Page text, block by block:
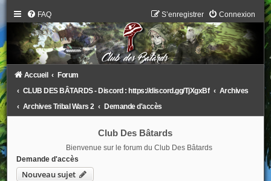
FAQ Connexion
S’enregistrer
Accueil
Forum
CLUB DES BÂTARDS - Discord : https://discord.gg/TjXgxBf
Archives
Archives Tribal Wars 2
Demande d'accès
Club Des Bâtards
Bienvenue sur le forum du Club Des Bâtards
Demande d'accès
Nouveau sujet